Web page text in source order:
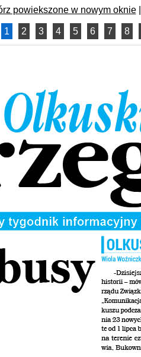
powiekszone w nowym oknie|
1 2 3 4 5 6 7 8